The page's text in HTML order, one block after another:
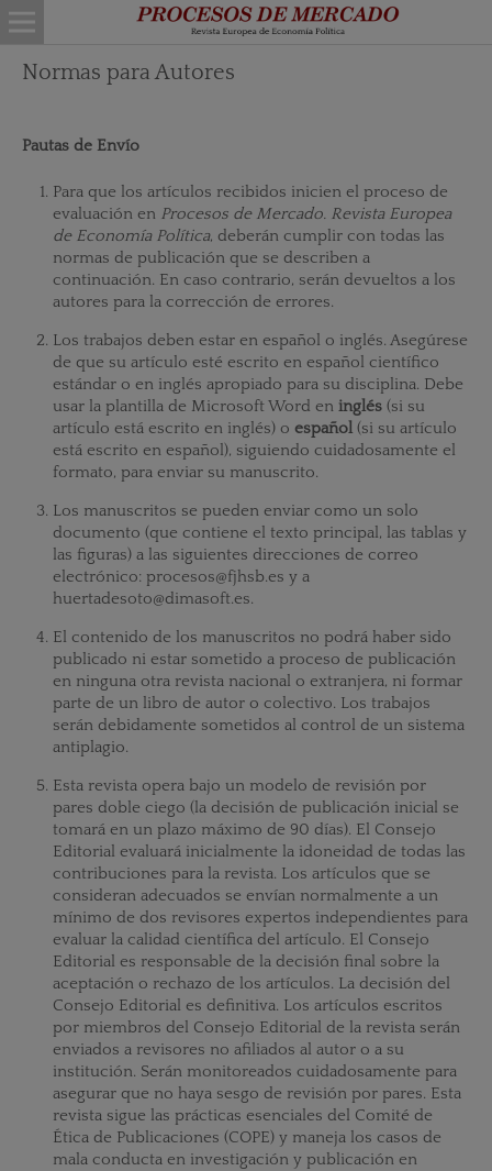
Normas para Autores
Pautas de Envío
Para que los artículos recibidos inicien el proceso de
evaluación en Procesos de Mercado. Revista Europea
de Economía Política, deberán cumplir con todas las
normas de publicación que se describen a
continuación. En caso contrario, serán devueltos a los
autores para la corrección de errores.
Los trabajos deben estar en español o inglés. Asegúrese
de que su artículo esté escrito en español científico
estándar o en inglés apropiado para su disciplina. Debe
usar la plantilla de Microsoft Word en inglés(si su
artículo está escrito en inglés) o español (si su artículo
está escrito en español), siguiendo cuidadosamente el
formato, para enviar su manuscrito.
Los manuscritos se pueden enviar como un solo
documento (que contiene el texto principal, las tablas y
las figuras) a las siguientes direcciones de correo
electrónico: procesos@fjhsb.es y a
huertadesoto@dimasoft.es.
El contenido de los manuscritos no podrá haber sido
publicado ni estar sometido a proceso de publicación
en ninguna otra revista nacional o extranjera, ni formar
parte de un libro de autor o colectivo. Los trabajos
serán debidamente sometidos al control de un sistema
antiplagio.
Esta revista opera bajo un modelo de revisión por
pares doble ciego (la decisión de publicación inicial se
tomará en un plazo máximo de 90 días). El Consejo
Editorial evaluará inicialmente la idoneidad de todas las
contribuciones para la revista. Los artículos que se
consideran adecuados se envían normalmente a un
mínimo de dos revisores expertos independientes para
evaluar la calidad científica del artículo. El Consejo
Editorial es responsable de la decisión final sobre la
aceptación o rechazo de los artículos. La decisión del
Consejo Editorial es definitiva. Los artículos escritos
por miembros del Consejo Editorial de la revista serán
enviados a revisores no afiliados al autor o a su
institución. Serán monitoreados cuidadosamente para
asegurar que no haya sesgo de revisión por pares. Esta
revista sigue las prácticas esenciales del Comité de
Ética de Publicaciones (COPE) y maneja los casos de
mala conducta en investigación y publicación en